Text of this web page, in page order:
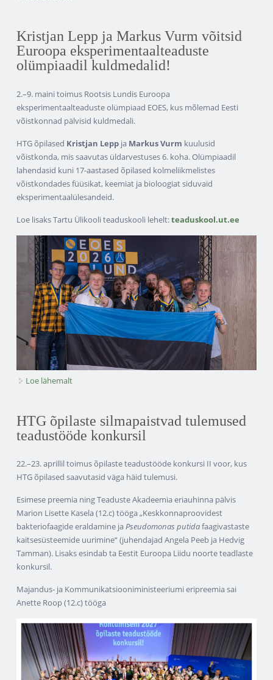
Kristjan Lepp ja Markus Vurm võitsid
Euroopa eksperimentaalteaduste
olümpiaadil kuldmedalid!
2.–9. maini toimus Rootsis Lundis Euroopa
eksperimentaalteaduste olümpiaad EOES, kus mõlemad Eesti
võistkonnad pälvisid kuldmedali.
HTG õpilased Kristjan Lepp ja Markus Vurm kuulusid
võistkonda, mis saavutas üldarvestuses 6. koha. Olümpiaadil
lahendasid kuni 17-aastased õpilased kolmeliikmelistes
võistkondades füüsikat, keemiat ja bioloogiat siduvaid
eksperimentaalülesandeid.
Loe lisaks Tartu Ülikooli teaduskooli lehelt:teaduskool.ut.ee
Loe lähemalt
HTG õpilaste silmapaistvad tulemused
teadustööde konkursil
22.–23. aprillil toimus õpilaste teadustööde konkursi II voor, kus
HTG õpilased saavutasid väga häid tulemusi.
Esimese preemia ning Teaduste Akadeemia eriauhinna pälvis
Marion Lisette Kasela (12.c) tööga „Keskkonnaproovidest
bakteriofaagide eraldamine jaPseudomonas putidafaagivastaste
kaitsesüsteemide uurimine“ (juhendajad Angela Peeb ja Hedvig
Tamman). Lisaks esindab ta Eestit Euroopa Liidu noorte teadlaste
konkursil.
Majandus- ja Kommunikatsiooniministeeriumi eripreemia sai
Anette Roop (12.c) tööga